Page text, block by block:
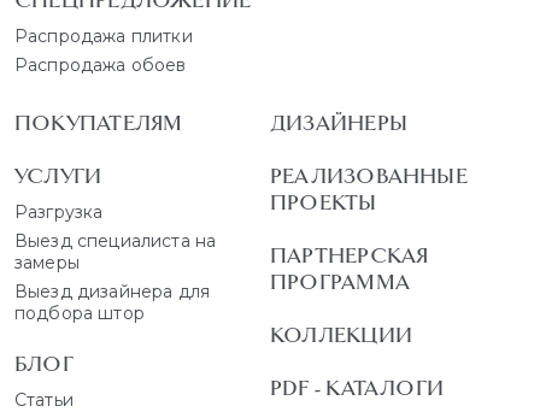
Распродажа плитки
Распродажа обоев
ПОКУПАТЕЛЯМ
УСЛУГИ
Разгрузка
Выезд специалиста на
замеры
Выезд дизайнера для
подбора штор
БЛОГ
Статьи
ДИЗАЙНЕРЫ
РЕАЛИЗОВАННЫЕ
ПРОЕКТЫ
ПАРТНЕРСКАЯ
ПРОГРАММА
КОЛЛЕКЦИИ
PDF - КАТАЛОГИ